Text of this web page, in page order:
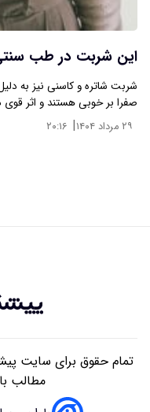
این شربت در طب سنتی
شربت شاتره و کاسنی نیز به
صفرا بر خوبی هستند و اثر
۲۹ مرداد ۱۴۰۴ | ۲۰:۱۶
تمام حقوق برای سایت
مطالب